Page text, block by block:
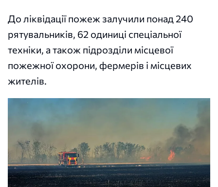
До ліквідації пожеж залучили понад 240
рятувальників, 62 одиниці спеціальної
техніки, а також підрозділи місцевої
пожежної охорони, фермерів і місцевих
жителів.